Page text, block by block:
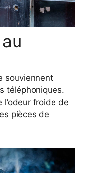
souviennent
téléphoniques.
froide de
pièces de